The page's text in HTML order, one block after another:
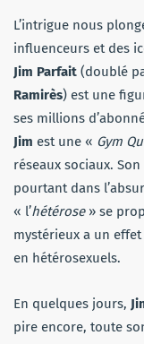
L’intrigue nous
influenceurs et des
Jim Parfait (doublé
Ramirès) est une
ses millions
Jim est une « Gym
réseaux sociaux.
pourtant dans
« l’hétérose» se
mystérieux a un
en hétérosexuels.
En quelques jours,
pire encore, toute